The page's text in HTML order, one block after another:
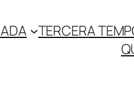
TERCERA